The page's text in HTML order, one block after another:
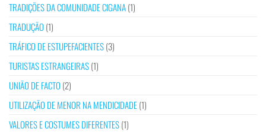
TRADIÇÕES DA COMUNIDADE CIGANA(1)
TRADUÇÃO (1)
TRÁFICO DE ESTUPEFACIENTES(3)
TURISTAS ESTRANGEIRAS(1)
UNIÃO DE FACTO (2)
UTILIZAÇÃO DE MENOR NA MENDICIDADE(1)
VALORES E COSTUMES DIFERENTES(1)